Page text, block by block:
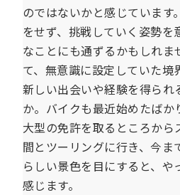
のではないかと感じています
をせず、挑戦していく姿勢を
なことにも通ずるかもしれま
て、無意識に設定していた境
新しい出会いや経験を得られ
か。バイクも最近始めたばか
大型の免許を取るところか
間とツーリングに行き、今ま
らしい景色を目にすると、や
感じます。